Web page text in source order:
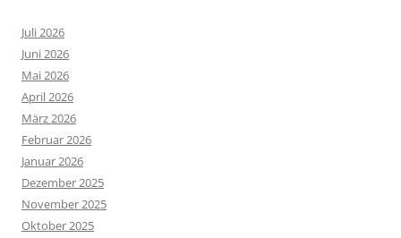
Juli 2026
Juni 2026
Mai 2026
April 2026
März 2026
Februar 2026
Januar 2026
Dezember 2025
November 2025
Oktober 2025